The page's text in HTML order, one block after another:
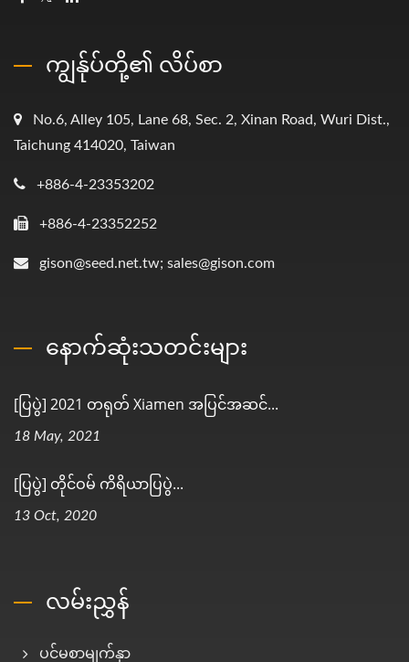
ကျွန်ုပ်တို့၏ လိပ်စာ
No.6, Alley 105, Lane 68, Sec. 2, Xinan Road, Wuri Dist.,
Taichung 414020, Taiwan
+886-4-23353202
+886-4-23352252
gison@seed.net.tw; sales@gison.com
နောက်ဆုံးသတင်းများ
[ပြပွဲ] 2021 တရုတ် Xiamen အပြင်အဆင်...
18 May, 2021
[ပြပွဲ] တိုင်ဝမ် ကိရိယာပြပွဲ...
13 Oct, 2020
လမ်းညွှန်
ပင်မစာမျက်နှာ